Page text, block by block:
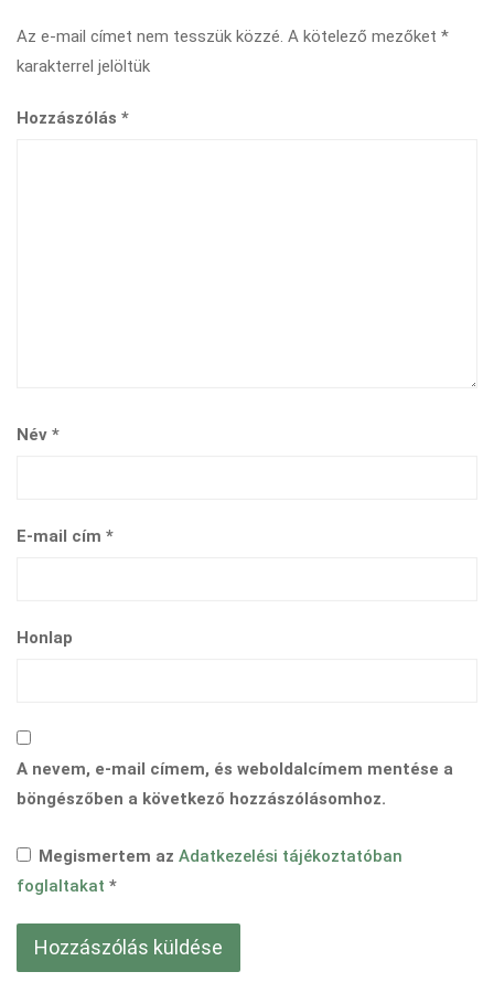
Az e-mail címet nem tesszük közzé. A kötelező mezőket *
karakterrel jelöltük
Hozzászólás *
Név *
E-mail cím *
Honlap
A nevem, e-mail címem, és weboldalcímem mentése a
böngészőben a következő hozzászólásomhoz.
Megismertem az Adatkezelési tájékoztatóban
foglaltakat *